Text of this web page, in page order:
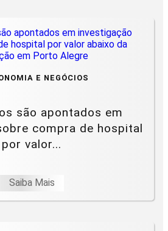
E NEGÓCIOS
são apontados em
compra de hospital
por valor...
Saiba Mais